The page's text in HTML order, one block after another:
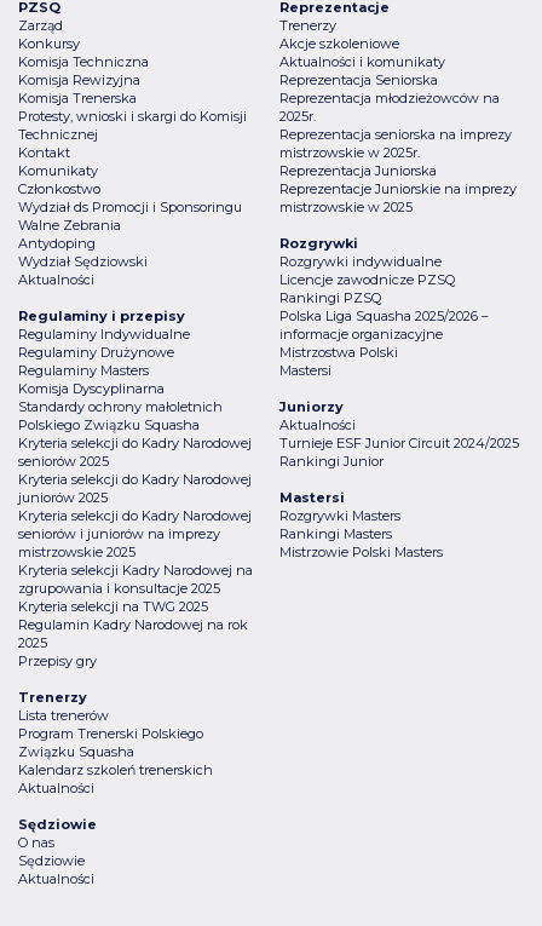
PZSQ
Zarząd
Konkursy
Komisja Techniczna
Komisja Rewizyjna
Komisja Trenerska
Protesty, wnioski i skargi do Komisji
Technicznej
Kontakt
Komunikaty
Członkostwo
Wydział ds Promocji i Sponsoringu
Walne Zebrania
Antydoping
Wydział Sędziowski
Aktualności
Reprezentacje
Trenerzy
Akcje szkoleniowe
Aktualności i komunikaty
Reprezentacja Seniorska
Reprezentacja młodzieżowców na
2025r.
Reprezentacja seniorska na imprezy
mistrzowskie w 2025r.
Reprezentacja Juniorska
Reprezentacje Juniorskie na imprezy
mistrzowskie w 2025
Rozgrywki
Rozgrywki indywidualne
Licencje zawodnicze PZSQ
Rankingi PZSQ
Polska Liga Squasha 2025/2026 –
informacje organizacyjne
Mistrzostwa Polski
Mastersi
Juniorzy
Aktualności
Turnieje ESF Junior Circuit 2024/2025
Rankingi Junior
Mastersi
Rozgrywki Masters
Rankingi Masters
Mistrzowie Polski Masters
Regulaminy i przepisy
Regulaminy Indywidualne
Regulaminy Drużynowe
Regulaminy Masters
Komisja Dyscyplinarna
Standardy ochrony małoletnich
Polskiego Związku Squasha
Kryteria selekcji do Kadry Narodowej
seniorów 2025
Kryteria selekcji do Kadry Narodowej
juniorów 2025
Kryteria selekcji do Kadry Narodowej
seniorów i juniorów na imprezy
mistrzowskie 2025
Kryteria selekcji Kadry Narodowej na
zgrupowania i konsultacje 2025
Kryteria selekcji na TWG 2025
Regulamin Kadry Narodowej na rok
2025
Przepisy gry
Trenerzy
Lista trenerów
Program Trenerski Polskiego
Związku Squasha
Kalendarz szkoleń trenerskich
Aktualności
Sędziowie
O nas
Sędziowie
Aktualności